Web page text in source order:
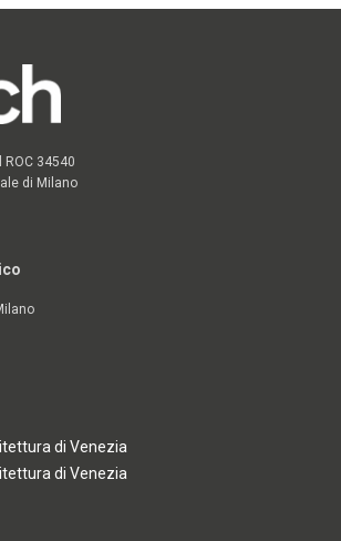
34540
di Milano
di Venezia
di Venezia